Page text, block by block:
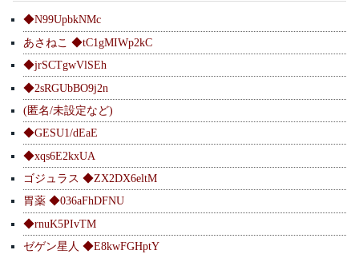
◆N99UpbkNMc
あさねこ ◆tC1gMIWp2kC
◆jrSCTgwVlSEh
◆2sRGUbBO9j2n
(匿名/未設定など)
◆GESU1/dEaE
◆xqs6E2kxUA
ゴジュラス ◆ZX2DX6eltM
胃薬 ◆036aFhDFNU
◆rnuK5PIvTM
ゼゲン星人 ◆E8kwFGHptY